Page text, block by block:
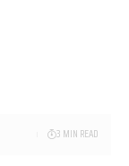
3 MIN READ